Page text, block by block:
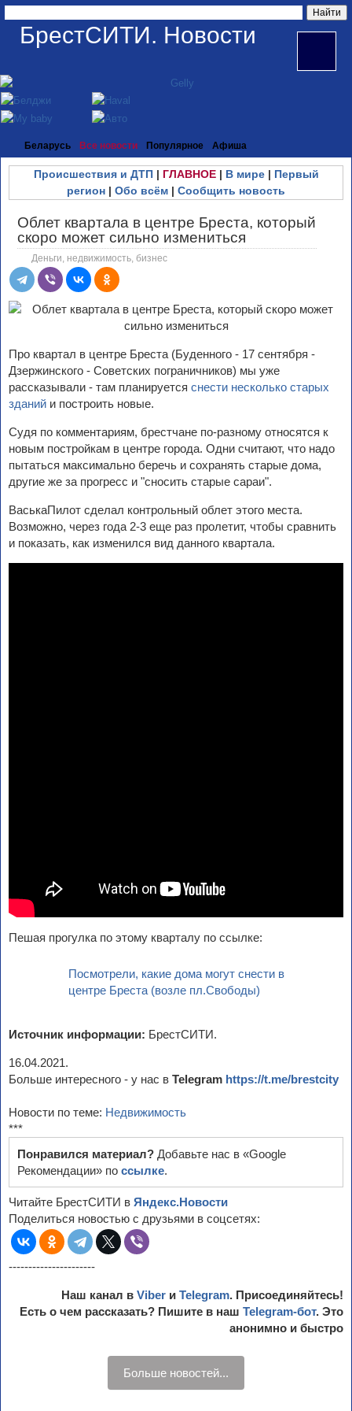
БрестСИТИ. Новости
Беларусь Все новости Популярное Афиша
Происшествия и ДТП| ГЛАВНОЕ| В мире| Первый
регион | Обо всём | Сообщить новость
Облет квартала в центре Бреста, который
скоро может сильно измениться
Деньги, недвижимость, бизнес
Про квартал в центре Бреста (Буденного - 17 сентября -
Дзержинского - Советских пограничников) мы уже
рассказывали - там планируется снести несколько старых
зданий и построить новые.
Судя по комментариям, брестчане по-разному относятся к
новым постройкам в центре города. Одни считают, что надо
пытаться максимально беречь и сохранять старые дома,
другие же за прогресс и "сносить старые сараи".
ВаськаПилот сделал контрольный облет этого места.
Возможно, через года 2-3 еще раз пролетит, чтобы сравнить
и показать, как изменился вид данного квартала.
Пешая прогулка по этому кварталу по ссылке:
Посмотрели, какие дома могут снести в
центре Бреста (возле пл.Свободы)
Источник информации: БрестСИТИ.
16.04.2021.
Больше интересного - у нас в Telegram https://t.me/brestcity
Новости по теме: Недвижимость
***
Понравился материал? Добавьте нас в «Google
Рекомендации» по ссылке.
Читайте БрестСИТИ в Яндекс.Новости
Поделиться новостью с друзьями в соцсетях:
----------------------
Наш канал в Viber и Telegram. Присоединяйтесь!
Есть о чем рассказать? Пишите в наш Telegram-бот. Это
анонимно и быстро
Больше новостей...